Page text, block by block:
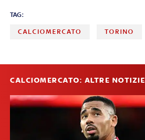
TAG:
CALCIOMERCATO TORINO
CALCIOMERCATO: ALTRE NOTIZIE